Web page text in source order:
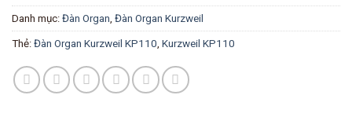
Danh mục: Đàn Organ, Đàn Organ Kurzweil
Thẻ: Đàn Organ Kurzweil KP110, Kurzweil KP110